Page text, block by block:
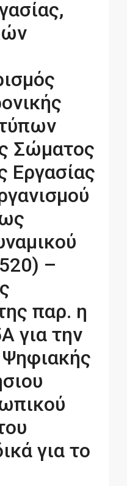
Σώματος
Εργασίας
–
παρ. η
για την
για το